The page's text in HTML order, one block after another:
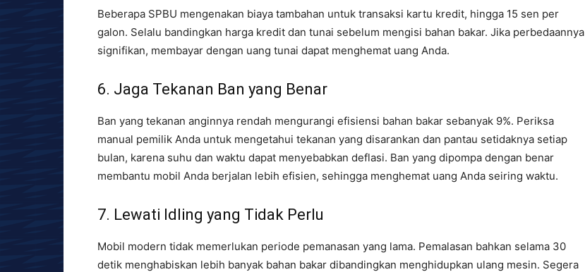
Beberapa SPBU mengenakan biaya tambahan untuk transaksi kartu kredit, hingga 15 sen per
galon. Selalu bandingkan harga kredit dan tunai sebelum mengisi bahan bakar. Jika perbedaannya
signifikan, membayar dengan uang tunai dapat menghemat uang Anda.
6. Jaga Tekanan Ban yang Benar
Ban yang tekanan anginnya rendah mengurangi efisiensi bahan bakar sebanyak 9%. Periksa
manual pemilik Anda untuk mengetahui tekanan yang disarankan dan pantau setidaknya setiap
bulan, karena suhu dan waktu dapat menyebabkan deflasi. Ban yang dipompa dengan benar
membantu mobil Anda berjalan lebih efisien, sehingga menghemat uang Anda seiring waktu.
7. Lewati Idling yang Tidak Perlu
Mobil modern tidak memerlukan periode pemanasan yang lama. Pemalasan bahkan selama 30
detik menghabiskan lebih banyak bahan bakar dibandingkan menghidupkan ulang mesin. Segera